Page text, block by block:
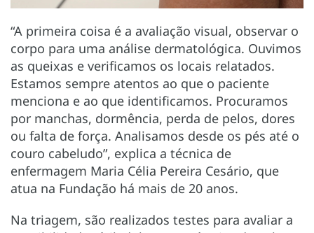
“A primeira coisa é a avaliação visual, observar o
corpo para uma análise dermatológica. Ouvimos
as queixas e verificamos os locais relatados.
Estamos sempre atentos ao que o paciente
menciona e ao que identificamos. Procuramos
por manchas, dormência, perda de pelos, dores
ou falta de força. Analisamos desde os pés até o
couro cabeludo”, explica a técnica de
enfermagem Maria Célia Pereira Cesário, que
atua na Fundação há mais de 20 anos.
Na triagem, são realizados testes para avaliar a